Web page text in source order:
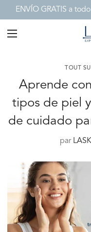
ENVÍO GRATIS a
TOUT
Aprende
tipos de piel
de cuidado
par